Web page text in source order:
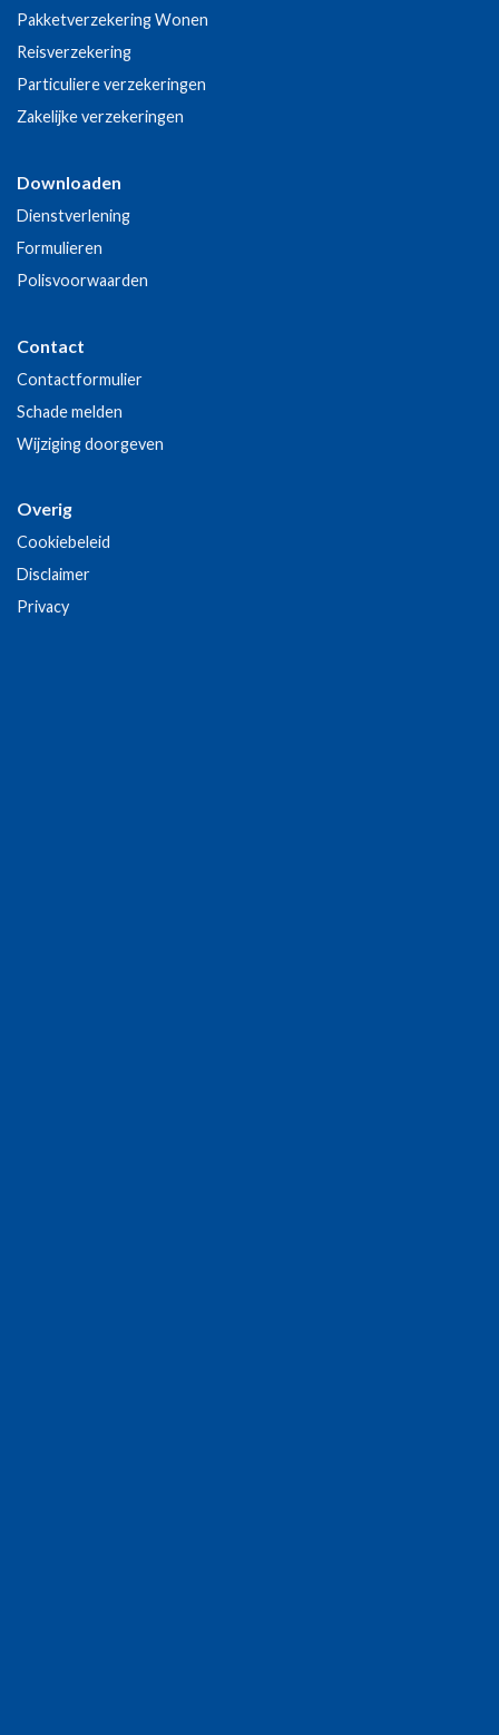
Pakketverzekering Wonen
Reisverzekering
Particuliere verzekeringen
Zakelijke verzekeringen
Downloaden
Dienstverlening
Formulieren
Polisvoorwaarden
Contact
Contactformulier
Schade melden
Wijziging doorgeven
Overig
Cookiebeleid
Disclaimer
Privacy